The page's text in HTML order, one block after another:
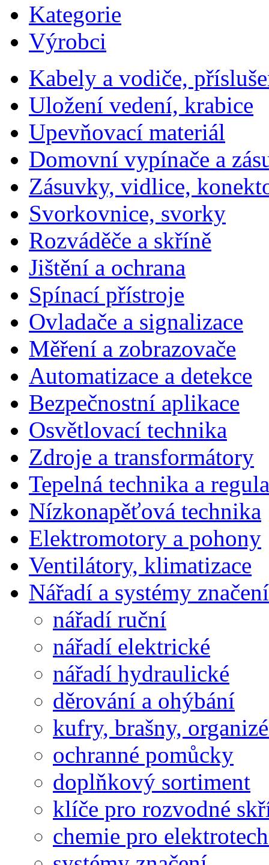
Kategorie
Výrobci
Kabely a vodiče,
Uložení vedení, krabice
Upevňovací materiál
Domovní vypínače a
Zásuvky, vidlice,
Svorkovnice, svorky
Rozváděče a skříně
Jištění a ochrana
Spínací přístroje
Ovladače a signalizace
Měření a zobrazovače
Automatizace a detekce
Bezpečnostní aplikace
Osvětlovací technika
Zdroje a transformátory
Tepelná technika a
Nízkonapěťová technika
Elektromotory a pohony
Ventilátory, klimatizace
Nářadí a systémy značení
nářadí ruční
nářadí elektrické
nářadí hydraulické
děrování a ohýbání
kufry, brašny,
ochranné pomůcky
doplňkový sortiment
klíče pro rozvodné
chemie pro